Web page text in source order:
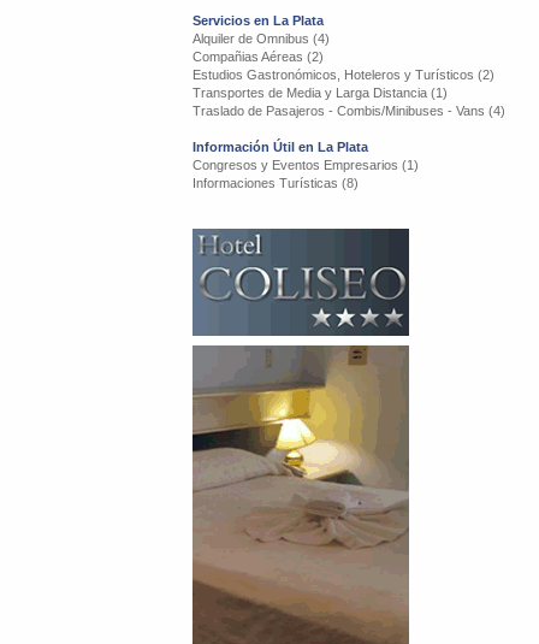
Servicios en La Plata
Alquiler de Omnibus (4)
Compañias Aéreas (2)
Estudios Gastronómicos, Hoteleros y Turísticos (2)
Transportes de Media y Larga Distancia (1)
Traslado de Pasajeros - Combis/Minibuses - Vans (4)
Información Útil en La Plata
Congresos y Eventos Empresarios (1)
Informaciones Turísticas (8)